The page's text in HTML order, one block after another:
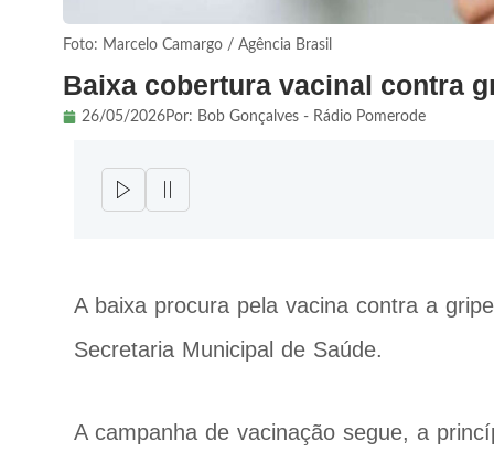
Foto: Marcelo Camargo / Agência Brasil
Baixa cobertura vacinal contra
26/05/2026Por: Bob Gonçalves - Rádio Pomerode
A baixa procura pela vacina contra a
Secretaria Municipal de Saúde.
A campanha de vacinação segue, a